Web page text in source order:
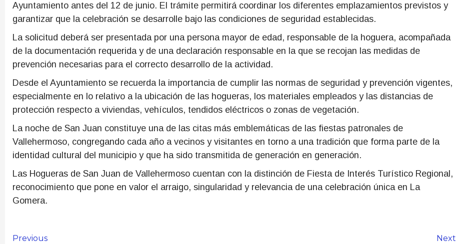
Ayuntamiento antes del 12 de junio. El trámite permitirá coordinar los diferentes emplazamientos previstos y
garantizar que la celebración se desarrolle bajo las condiciones de seguridad establecidas.
La solicitud deberá ser presentada por una persona mayor de edad, responsable de la hoguera, acompañada
de la documentación requerida y de una declaración responsable en la que se recojan las medidas de
prevención necesarias para el correcto desarrollo de la actividad.
Desde el Ayuntamiento se recuerda la importancia de cumplir las normas de seguridad y prevención vigentes,
especialmente en lo relativo a la ubicación de las hogueras, los materiales empleados y las distancias de
protección respecto a viviendas, vehículos, tendidos eléctricos o zonas de vegetación.
La noche de San Juan constituye una de las citas más emblemáticas de las fiestas patronales de
Vallehermoso, congregando cada año a vecinos y visitantes en torno a una tradición que forma parte de la
identidad cultural del municipio y que ha sido transmitida de generación en generación.
Las Hogueras de San Juan de Vallehermoso cuentan con la distinción de Fiesta de Interés Turístico Regional,
reconocimiento que pone en valor el arraigo, singularidad y relevancia de una celebración única en La
Gomera.
Previous Next